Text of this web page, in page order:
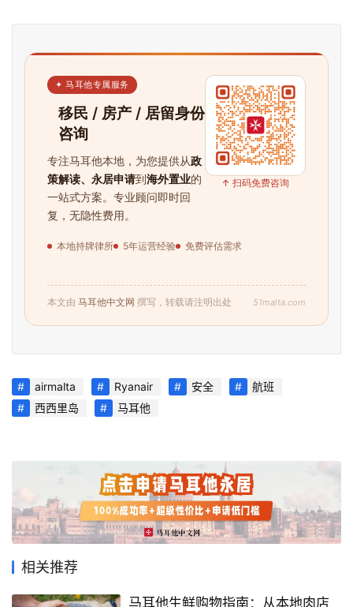
✦ 马耳他专属服务
移民 / 房产 / 居留身份
咨询
专注马耳他本地，为您提供从政
策解读、永居申请到海外置业的
一站式方案。专业顾问即时回
复，无隐性费用。
本地持牌律所 5年运营经验 免费评估需求
↑ 扫码免费咨询
本文由 马耳他中文网 撰写，转载请注明出处 51malta.com
airmalta Ryanair 安全
航班
西西里岛
马耳他
相关推荐
马耳他生鲜购物指南：从本地肉店